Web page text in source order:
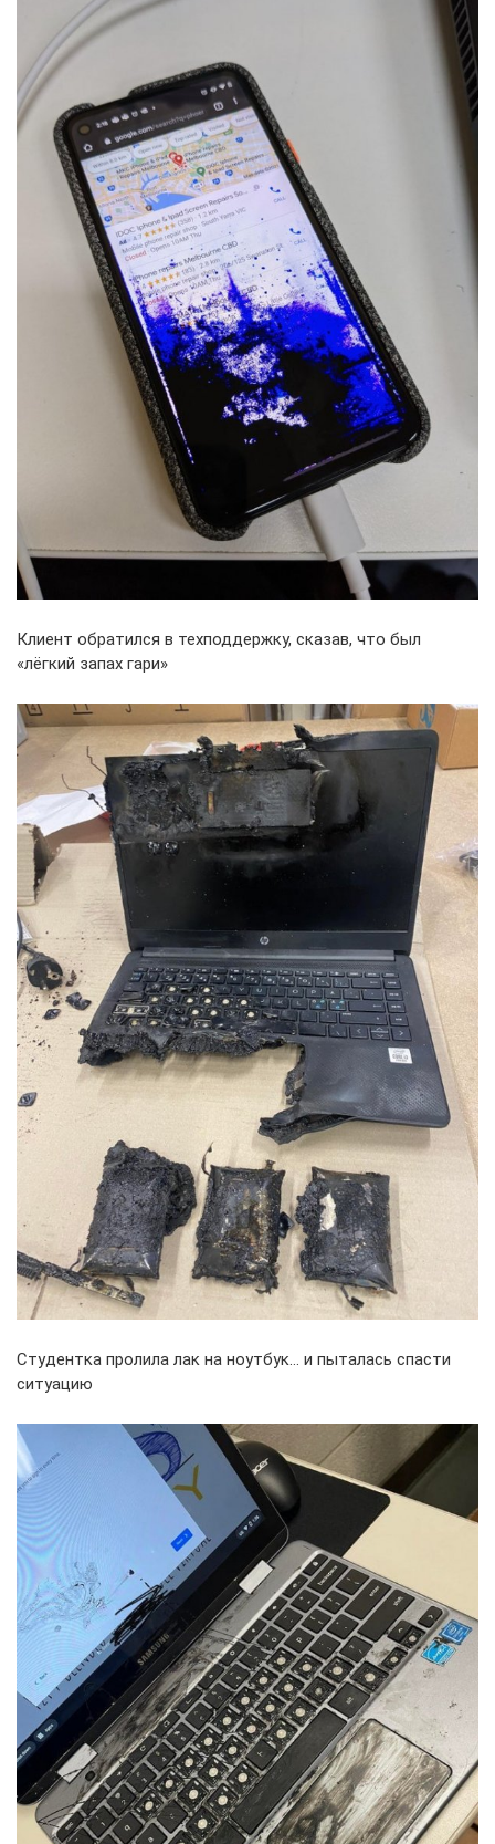
Клиент обратился в техподдержку, сказав, что был
«лёгкий запах гари»
Студентка пролила лак на ноутбук… и пыталась спасти
ситуацию